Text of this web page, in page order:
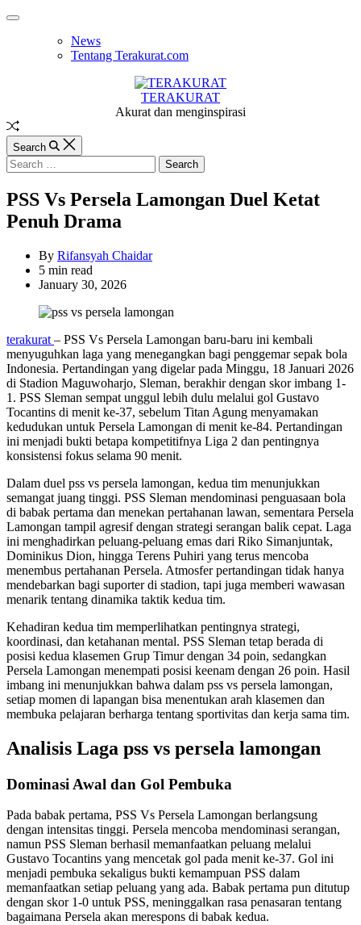
Skip
Off
News
Tentang Terakurat.com
TERAKURAT
Akurat dan menginspirasi
Random
Article
Search
Search
for:
PSS Vs Persela Lamongan Duel Ketat
Penuh Drama
By Rifansyah Chaidar
Estimated
read
5 min read
January 30, 2026
terakurat – PSS Vs Persela Lamongan baru-baru ini kembali
menyuguhkan laga yang menegangkan bagi penggemar sepak bola
Indonesia. Pertandingan yang digelar pada Minggu, 18 Januari 2026
di Stadion Maguwoharjo, Sleman, berakhir dengan skor imbang 1-
1. PSS Sleman sempat unggul lebih dulu melalui gol Gustavo
Tocantins di menit ke-37, sebelum Titan Agung menyamakan
kedudukan untuk Persela Lamongan di menit ke-84. Pertandingan
ini menjadi bukti betapa kompetitifnya Liga 2 dan pentingnya
konsistensi fokus selama 90 menit.
Dalam duel pss vs persela lamongan, kedua tim menunjukkan
semangat juang tinggi. PSS Sleman mendominasi penguasaan bola
di babak pertama dan menekan pertahanan lawan, sementara Persela
Lamongan tampil agresif dengan strategi serangan balik cepat. Laga
ini menghadirkan peluang-peluang emas dari Riko Simanjuntak,
Dominikus Dion, hingga Terens Puhiri yang terus mencoba
menembus pertahanan Persela. Atmosfer pertandingan tidak hanya
mendebarkan bagi suporter di stadion, tapi juga memberi wawasan
menarik tentang dinamika taktik kedua tim.
Kehadiran kedua tim memperlihatkan pentingnya strategi,
koordinasi, dan ketahanan mental. PSS Sleman tetap berada di
posisi kedua klasemen Grup Timur dengan 34 poin, sedangkan
Persela Lamongan menempati posisi keenam dengan 26 poin. Hasil
imbang ini menunjukkan bahwa dalam pss vs persela lamongan,
setiap momen di lapangan bisa menentukan arah klasemen dan
membuka pelajaran berharga tentang sportivitas dan kerja sama tim.
Analisis Laga pss vs persela lamongan
Dominasi Awal dan Gol Pembuka
Pada babak pertama, PSS Vs Persela Lamongan berlangsung
dengan intensitas tinggi. Persela mencoba mendominasi serangan,
namun PSS Sleman berhasil memanfaatkan peluang melalui
Gustavo Tocantins yang mencetak gol pada menit ke-37. Gol ini
menjadi pembuka sekaligus bukti kemampuan PSS dalam
memanfaatkan setiap peluang yang ada. Babak pertama pun ditutup
dengan skor 1-0 untuk PSS, meninggalkan rasa penasaran tentang
bagaimana Persela akan merespons di babak kedua.